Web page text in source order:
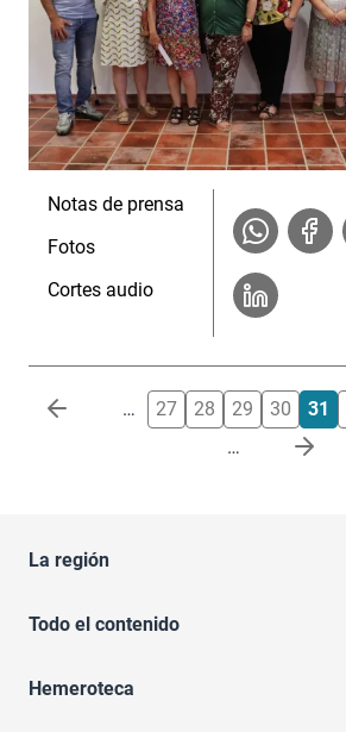
Notas de prensa
Fotos
Cortes audio
Paginación … 27 28 29 30 31
…
La región
Todo el contenido
Hemeroteca